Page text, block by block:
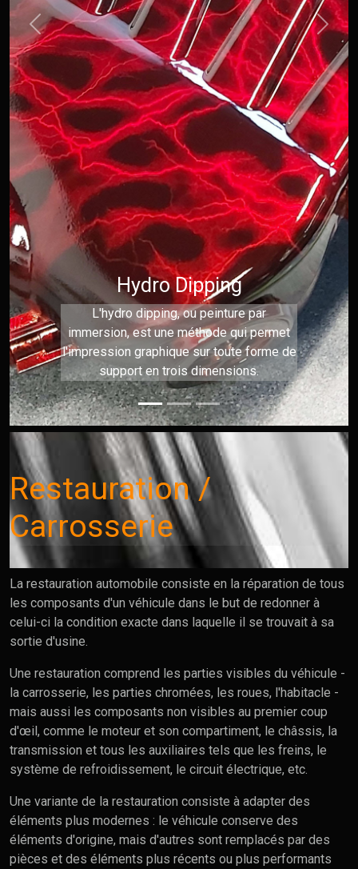
Hydro Dipping
L'hydro dipping, ou peinture par
immersion, est une méthode qui permet
l'impression graphique sur toute forme de
support en trois dimensions.
Previous Next
Restauration /
Carrosserie
La restauration automobile consiste en la réparation de tous
les composants d'un véhicule dans le but de redonner à
celui-ci la condition exacte dans laquelle il se trouvait à sa
sortie d'usine.
Une restauration comprend les parties visibles du véhicule -
la carrosserie, les parties chromées, les roues, l'habitacle -
mais aussi les composants non visibles au premier coup
d'œil, comme le moteur et son compartiment, le châssis, la
transmission et tous les auxiliaires tels que les freins, le
système de refroidissement, le circuit électrique, etc.
Une variante de la restauration consiste à adapter des
éléments plus modernes : le véhicule conserve des
éléments d'origine, mais d'autres sont remplacés par des
pièces et des éléments plus récents ou plus performants